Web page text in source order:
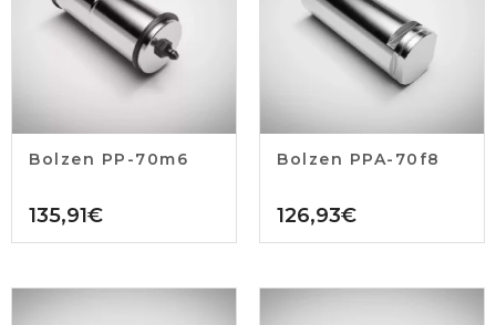
Bolzen PP-70m6
135,91€
Bolzen PPA-70f8
126,93€